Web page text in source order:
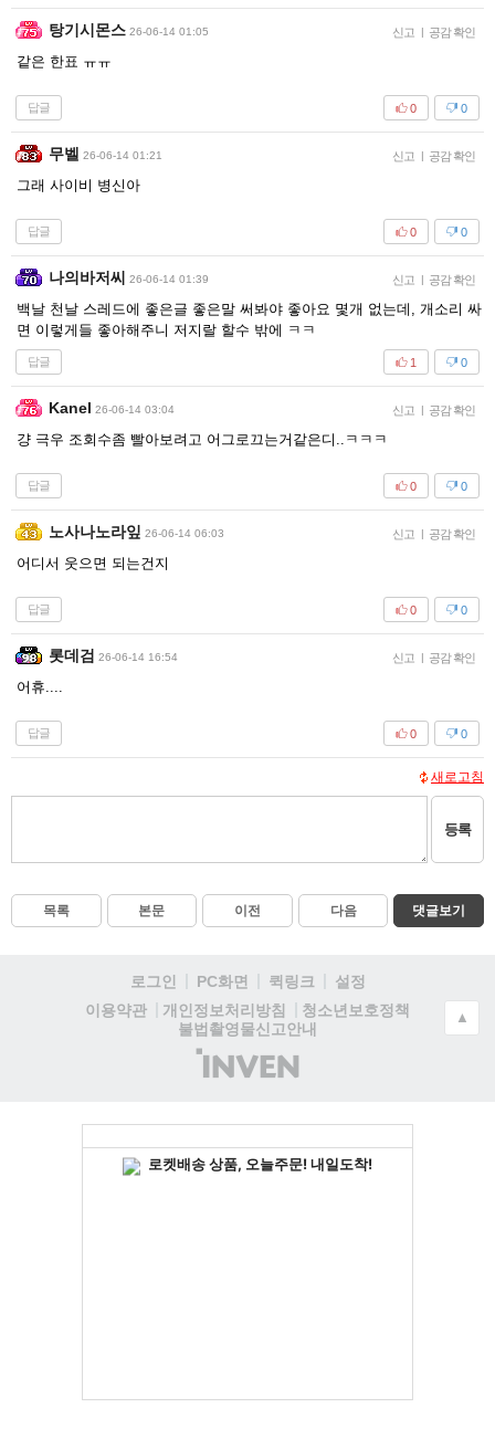
탕기시몬스 26-06-14 01:05 신고 | 공감 확인
같은 한표 ㅠㅠ
답글 0
0
무벨 26-06-14 01:21 신고 | 공감 확인
그래 사이비 병신아
답글 0
0
나의바저씨 26-06-14 01:39 신고 | 공감 확인
백날 천날 스레드에 좋은글 좋은말 써봐야 좋아요 몇개 없는데, 개소리 싸
면 이렇게들 좋아해주니 저지랄 할수 밖에 ㅋㅋ
답글 0
1
Kanel 26-06-14 03:04 신고 | 공감 확인
걍 극우 조회수좀 빨아보려고 어그로끄는거같은디..ㅋㅋㅋ
답글 0
0
노사나노라잎 26-06-14 06:03 신고 | 공감 확인
어디서 웃으면 되는건지
답글 0
0
롯데검 26-06-14 16:54 신고 | 공감 확인
어휴....
답글 0
0
새로고침
등록
목록 본문 이전 다음 댓글보기
로그인 PC화면 퀵링크
설정
이용약관
개인정보처리방침
청소년보호정책
불법촬영물신고안내
(주)
인
▲